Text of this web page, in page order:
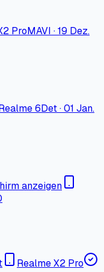
ProMAVI ·19 Dez.
6Det·01 Jan.
anzeigen
Realme X2 Pro